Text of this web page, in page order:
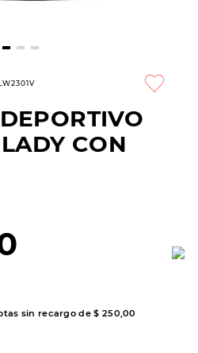
CON
sin recargo de$ 250 ,00